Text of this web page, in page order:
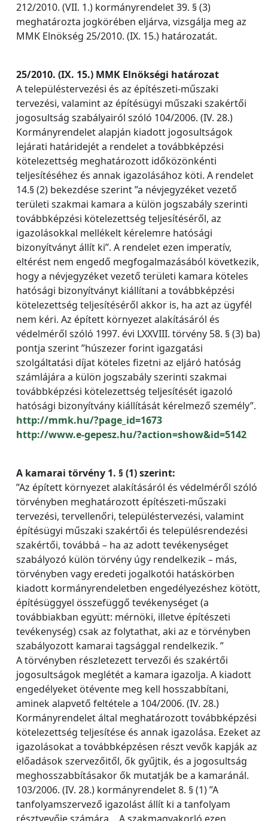
212/2010. (VII. 1.) kormányrendelet 39. § (3)
meghatározta jogkörében eljárva, vizsgálja meg az
MMK Elnökség 25/2010. (IX. 15.) határozatát.
25/2010. (IX. 15.) MMK Elnökségi határozat
A településtervezési és az építészeti-műszaki
tervezési, valamint az építésügyi műszaki szakértői
jogosultság szabályairól szóló 104/2006. (IV. 28.)
Kormányrendelet alapján kiadott jogosultságok
lejárati határidejét a rendelet a továbbképzési
kötelezettség meghatározott időközönkénti
teljesítéséhez és annak igazolásához köti. A rendelet
14.§ (2) bekezdése szerint ”a névjegyzéket vezető
területi szakmai kamara a külön jogszabály szerinti
továbbképzési kötelezettség teljesítéséről, az
igazolásokkal mellékelt kérelemre hatósági
bizonyítványt állít ki”. A rendelet ezen imperatív,
eltérést nem engedő megfogalmazásából következik,
hogy a névjegyzéket vezető területi kamara köteles
hatósági bizonyítványt kiállítani a továbbképzési
kötelezettség teljesítéséről akkor is, ha azt az ügyfél
nem kéri. Az épített környezet alakításáról és
védelméről szóló 1997. évi LXXVIII. törvény 58. § (3) ba)
pontja szerint ”húszezer forint igazgatási
szolgáltatási díjat köteles fizetni az eljáró hatóság
számlájára a külön jogszabály szerinti szakmai
továbbképzési kötelezettség teljesítését igazoló
hatósági bizonyítvány kiállítását kérelmező személy”.
http://mmk.hu/?page_id=1673
http://www.e-gepesz.hu/?action=show&id=5142
A kamarai törvény 1. § (1) szerint:
”Az épített környezet alakításáról és védelméről szóló
törvényben meghatározott építészeti-műszaki
tervezési, tervellenőri, településtervezési, valamint
építésügyi műszaki szakértői és településrendezési
szakértői, továbbá – ha az adott tevékenységet
szabályozó külön törvény úgy rendelkezik – más,
törvényben vagy eredeti jogalkotói hatáskörben
kiadott kormányrendeletben engedélyezéshez kötött,
építésüggyel összefüggő tevékenységet (a
továbbiakban együtt: mérnöki, illetve építészeti
tevékenység) csak az folytathat, aki az e törvényben
szabályozott kamarai tagsággal rendelkezik. ”
A törvényben részletezett tervezői és szakértői
jogosultságok meglétét a kamara igazolja. A kiadott
engedélyeket ötévente meg kell hosszabbítani,
aminek alapvető feltétele a 104/2006. (IV. 28.)
Kormányrendelet által meghatározott továbbképzési
kötelezettség teljesítése és annak igazolása. Ezeket az
igazolásokat a továbbképzésen részt vevők kapják az
előadások szervezőitől, ők gyűjtik, és a jogosultság
meghosszabbításakor ők mutatják be a kamaránál.
103/2006. (IV. 28.) kormányrendelet 8. § (1) ”A
tanfolyamszervező igazolást állít ki a tanfolyam